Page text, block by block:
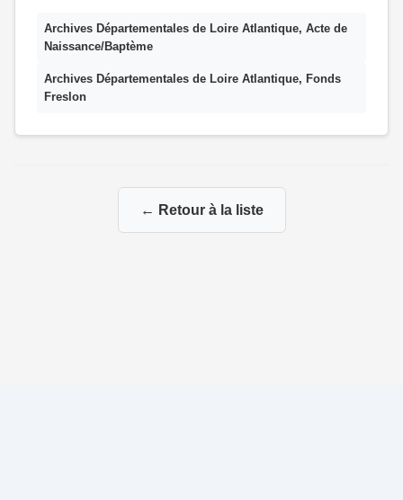
Archives Départementales de Loire Atlantique, Acte de
Naissance/Baptème
Archives Départementales de Loire Atlantique, Fonds
Freslon
← Retour à la liste